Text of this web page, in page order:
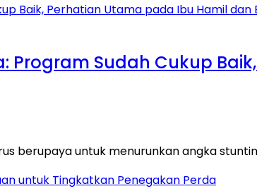
Program Sudah Cukup
berupaya untuk menurunkan angka